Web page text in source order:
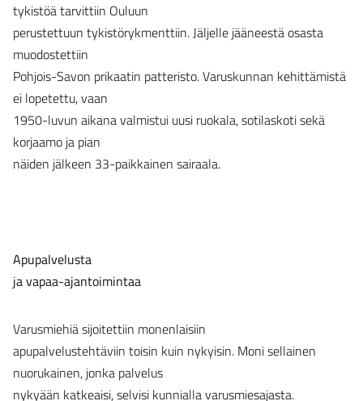
tykistöä tarvittiin Ouluun
perustettuun tykistörykmenttiin. Jäljelle jääneestä osasta
muodostettiin
Pohjois-Savon prikaatin patteristo. Varuskunnan kehittämistä
ei lopetettu, vaan
1950-luvun aikana valmistui uusi ruokala, sotilaskoti sekä
korjaamo ja pian
näiden jälkeen 33-paikkainen sairaala.
Apupalvelusta
ja vapaa-ajantoimintaa
Varusmiehiä sijoitettiin monenlaisiin
apupalvelustehtäviin toisin kuin nykyisin. Moni sellainen
nuorukainen, jonka palvelus
nykyään katkeaisi, selvisi kunnialla varusmiesajasta.